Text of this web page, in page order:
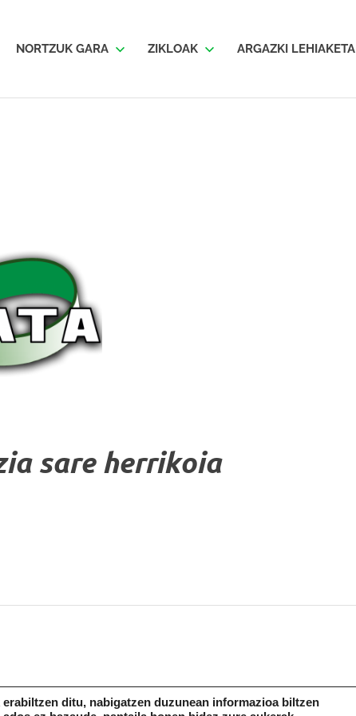
NORTZUK GARA ZIKLOAK ARGAZKI LEHIAKETA
sare herrikoia
ditu, nabigatzen duzunean informazioa biltzen